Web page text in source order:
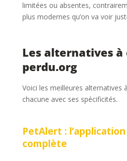
limitées ou absentes,
plus modernes qu’on va voir
Les alternatives à
perdu.org
Voici les meilleures alternatives
chacune avec ses spécificités.
PetAlert :
complète